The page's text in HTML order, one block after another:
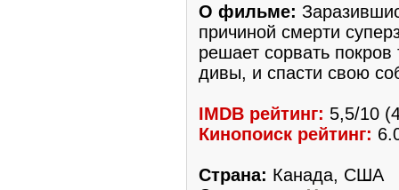
О фильме:
причиной смерти
решает сорвать
дивы, и спасти свою
IMDB рейтинг: 5,5/10
Кинопоиск рейтинг:
Страна: Канада, США